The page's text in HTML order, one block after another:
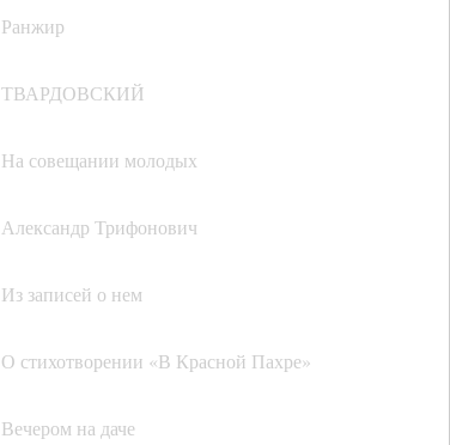
Ранжир
ТВАРДОВСКИЙ
На совещании молодых
Александр Трифонович
Из записей о нем
О стихотворении «В Красной Пахре»
Вечером на даче